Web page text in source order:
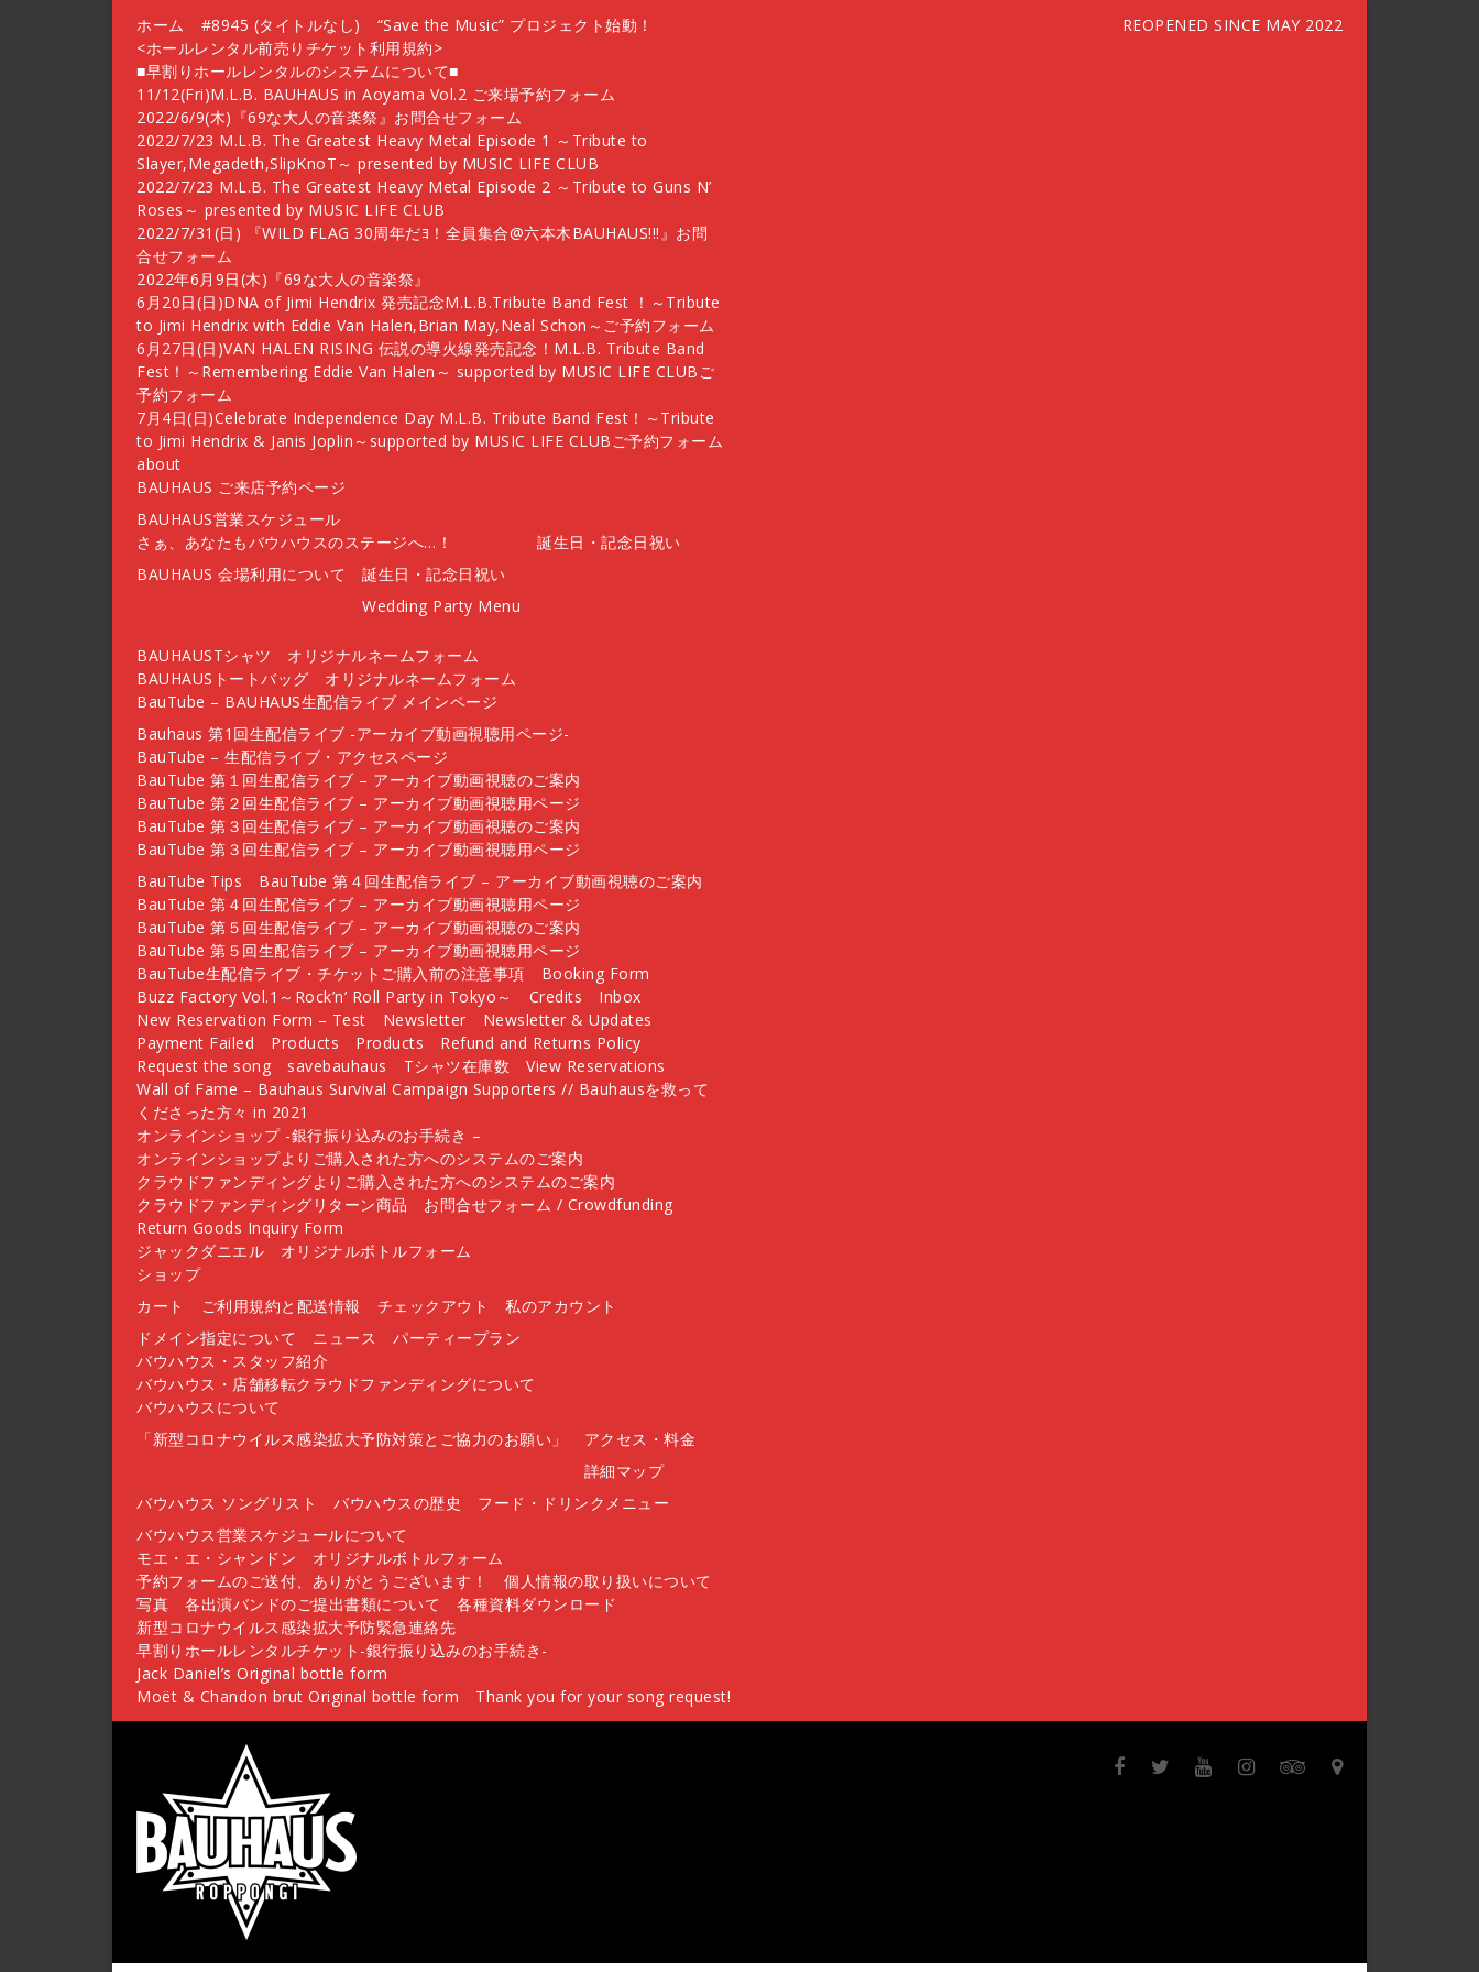
ホーム #8945 (タイトルなし)
“Save the Music” プロジェクト始動！
<ホールレンタル前売りチケット利用規約>
■早割りホールレンタルのシステムについて■
11/12(Fri)M.L.B. BAUHAUS in Aoyama Vol.2 ご来場予約フォーム
2022/6/9(木)『69な大人の音楽祭』お問合せフォーム
2022/7/23 M.L.B. The Greatest Heavy Metal Episode 1 ～Tribute to
Slayer,Megadeth,SlipKnoT～ presented by MUSIC LIFE CLUB
2022/7/23 M.L.B. The Greatest Heavy Metal Episode 2 ～Tribute to Guns N’
Roses～ presented by MUSIC LIFE CLUB
2022/7/31(日) 『WILD FLAG 30周年だﾖ！全員集合@六本木BAUHAUS!!!』お問
合せフォーム
2022年6月9日(木)『69な大人の音楽祭』
6月20日(日)DNA of Jimi Hendrix 発売記念M.L.B.Tribute Band Fest ！～Tribute
to Jimi Hendrix with Eddie Van Halen,Brian May,Neal Schon～ご予約フォーム
6月27日(日)VAN HALEN RISING 伝説の導火線発売記念！M.L.B. Tribute Band
Fest！～Remembering Eddie Van Halen～ supported by MUSIC LIFE CLUBご
予約フォーム
7月4日(日)Celebrate Independence Day M.L.B. Tribute Band Fest！～Tribute
to Jimi Hendrix & Janis Joplin～supported by MUSIC LIFE CLUBご予約フォーム
about
BAUHAUS ご来店予約ページ
BAUHAUS営業スケジュール
さぁ、あなたもバウハウスのステージへ…！
BAUHAUS 会場利用について
誕生日・記念日祝い
Wedding Party Menu
誕生日・記念日祝い
BAUHAUSTシャツ オリジナルネームフォーム
BAUHAUSトートバッグ オリジナルネームフォーム
BauTube – BAUHAUS生配信ライブ メインページ
Bauhaus 第1回生配信ライブ -アーカイブ動画視聴用ページ-
BauTube – 生配信ライブ・アクセスページ
BauTube 第１回生配信ライブ – アーカイブ動画視聴のご案内
BauTube 第２回生配信ライブ – アーカイブ動画視聴用ページ
BauTube 第３回生配信ライブ – アーカイブ動画視聴のご案内
BauTube 第３回生配信ライブ – アーカイブ動画視聴用ページ
BauTube Tips
BauTube 第４回生配信ライブ – アーカイブ動画視聴のご案内
BauTube 第４回生配信ライブ – アーカイブ動画視聴用ページ
BauTube 第５回生配信ライブ – アーカイブ動画視聴のご案内
BauTube 第５回生配信ライブ – アーカイブ動画視聴用ページ
BauTube生配信ライブ・チケットご購入前の注意事項
Booking Form
Buzz Factory Vol.1～Rock’n’ Roll Party in Tokyo～
Credits
Inbox
New Reservation Form – Test
Newsletter
Newsletter & Updates
Payment Failed
Products Products
Refund and Returns Policy
Request the song
savebauhaus Tシャツ在庫数
View Reservations
Wall of Fame – Bauhaus Survival Campaign Supporters // Bauhausを救って
くださった方々 in 2021
オンラインショップ -銀行振り込みのお手続き –
オンラインショップよりご購入された方へのシステムのご案内
クラウドファンディングよりご購入された方へのシステムのご案内
クラウドファンディングリターン商品 お問合せフォーム / Crowdfunding
Return Goods Inquiry Form
ジャックダニエル オリジナルボトルフォーム
ショップ
カート
ご利用規約と配送情報 チェックアウト
私のアカウント
ドメイン指定について
ニュース
パーティープラン
バウハウス・スタッフ紹介
バウハウス・店舗移転クラウドファンディングについて
バウハウスについて
「新型コロナウイルス感染拡大予防対策とご協力のお願い」
アクセス・料金
詳細マップ
バウハウス ソングリスト
バウハウスの歴史
フード・ドリンクメニュー
バウハウス営業スケジュールについて
モエ・エ・シャンドン オリジナルボトルフォーム
予約フォームのご送付、ありがとうございます！
個人情報の取り扱いについて
写真
各出演バンドのご提出書類について
各種資料ダウンロード
新型コロナウイルス感染拡大予防緊急連絡先
早割りホールレンタルチケット-銀行振り込みのお手続き-
Jack Daniel’s Original bottle form
Moët & Chandon brut Original bottle form
Thank you for your song request!
REOPENED SINCE MAY 2022